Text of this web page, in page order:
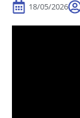
18/05/2026